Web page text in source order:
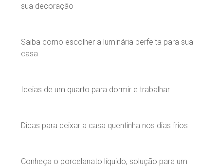
sua decoração
Saiba como escolher a luminária perfeita para sua
casa
Ideias de um quarto para dormir e trabalhar
Dicas para deixar a casa quentinha nos dias frios
Conheça o porcelanato líquido, solução para um